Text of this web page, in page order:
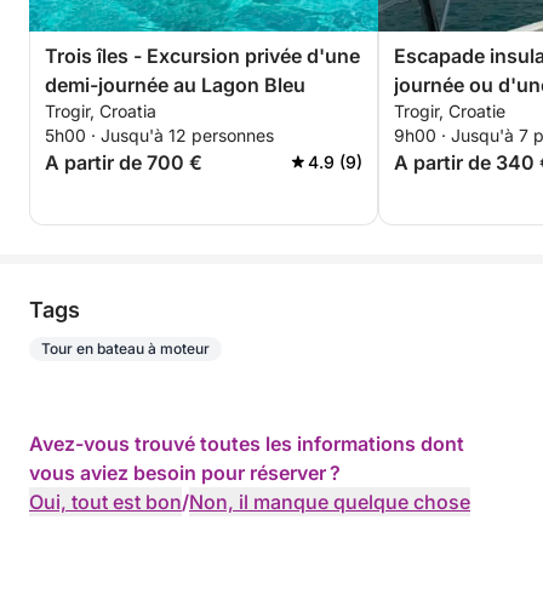
Trois îles - Excursion privée d'une
demi-journée au Lagon Bleu
Trogir, Croatia
5h00 · Jusqu'à 12 personnes
A partir de 700 € 4.9 (9)
Escapade
journée ou
complète au
avec ou sans
Trogir, Croatie
9h00 · Jusqu'à 7
A partir de 340
Tags
Tour en bateau à moteur
Avez-vous trouvé toutes les informations dont
vous aviez besoin pour réserver ?
Oui, tout est bon/Non, il manque quelque chose